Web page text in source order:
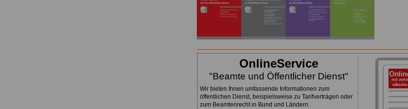
.
OnlineService
"Beamte und Öffentlicher Dienst"
Wir bieten Ihnen umfassende Informationen zum
öffentlichen Dienst, beispielsweise zu Tarifverträgen oder
zum Beamtenrecht in Bund und Ländern.